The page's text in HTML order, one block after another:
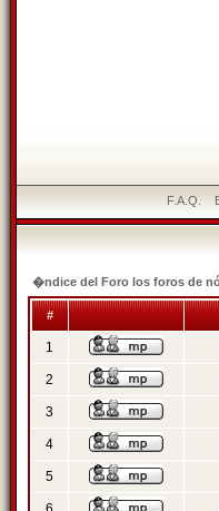
F.A.Q.
�ndice del Foro los foros de
#
1
2
3
4
5